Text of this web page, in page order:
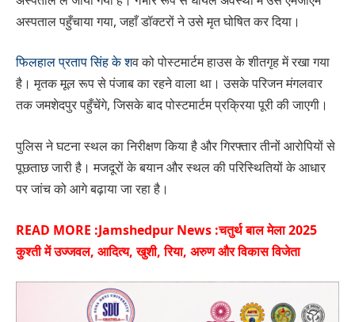
अस्पताल पहुँचाया गया, जहाँ डॉक्टरों ने उसे मृत घोषित कर दिया।
फिलहाल प्रताप सिंह के शव को पोस्टमार्टम हाउस के शीतगृह में रखा गया
है। मृतक मूल रूप से पंजाब का रहने वाला था। उसके परिजन मंगलवार
तक जमशेदपुर पहुँचेंगे, जिसके बाद पोस्टमार्टम प्रक्रिया पूरी की जाएगी।
पुलिस ने घटना स्थल का निरीक्षण किया है और गिरफ्तार तीनों आरोपियों से
पूछताछ जारी है। मजदूरों के बयान और स्थल की परिस्थितियों के आधार
पर जांच को आगे बढ़ाया जा रहा है।
READ MORE :Jamshedpur News :चतुर्थ बाल मेला 2025
कुश्ती में उज्जवल, आदित्य, खुशी, रिया, अरुण और विकास विजेता